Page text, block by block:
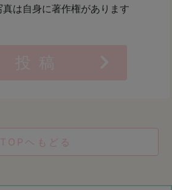
は自身に著作権があります
TOPヘもどる